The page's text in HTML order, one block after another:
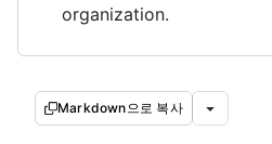
organization.
Markdown으로 복사